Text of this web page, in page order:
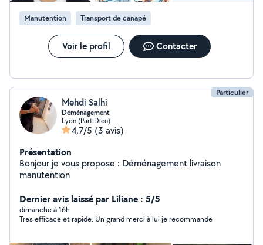
Manutention Transport de canapé
Voir le profil Contacter
Particulier
Mehdi Salhi
Déménagement
Lyon (Part Dieu)
4,7/5 (3 avis)
Présentation
Bonjour je vous propose : Déménagement livraison
manutention
Dernier avis laissé par Liliane : 5/5
dimanche à 16h
Tres efficace et rapide. Un grand merci à lui je recommande